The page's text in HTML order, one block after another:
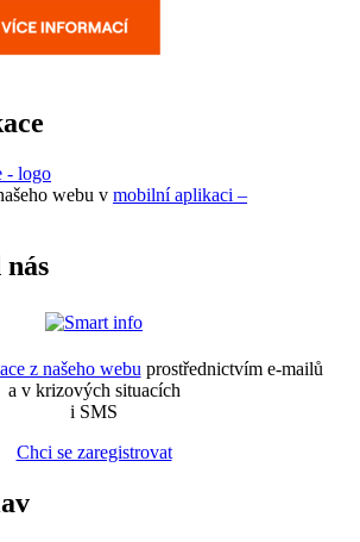
webu v mobilní aplikaci –
z našeho webu prostřednictvím e-mailů
a v krizových situacích
i SMS
Chci se zaregistrovat